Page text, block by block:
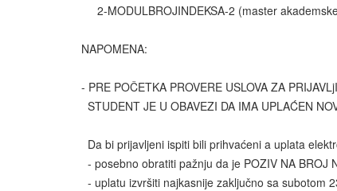
2-MODULBROJINDEKSA-2 (master
NAPOMENA:
- PRE POČETKA PROVERE USLOVA ZA
STUDENT JE U OBAVEZI DA IMA UPLAĆEN
Da bi prijavljeni ispiti bili prihvaćeni a uplata
- posebno obratiti pažnju da je POZIV NA BROJ
- uplatu izvršiti najkasnije zaključno sa subotom